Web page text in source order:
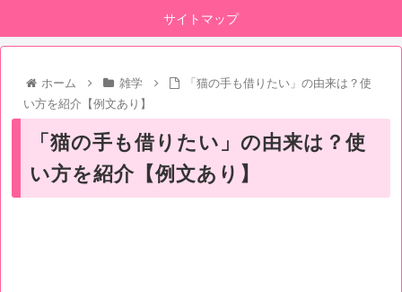
サイトマップ
ホーム 雑学
「猫の手も借りたい」の由来は？使
い方を紹介【例文あり】
「猫の手も借りたい」の由来は？使
い方を紹介【例文あり】